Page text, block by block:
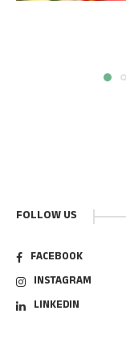
FOLLOW US
FACEBOOK
INSTAGRAM
LINKEDIN